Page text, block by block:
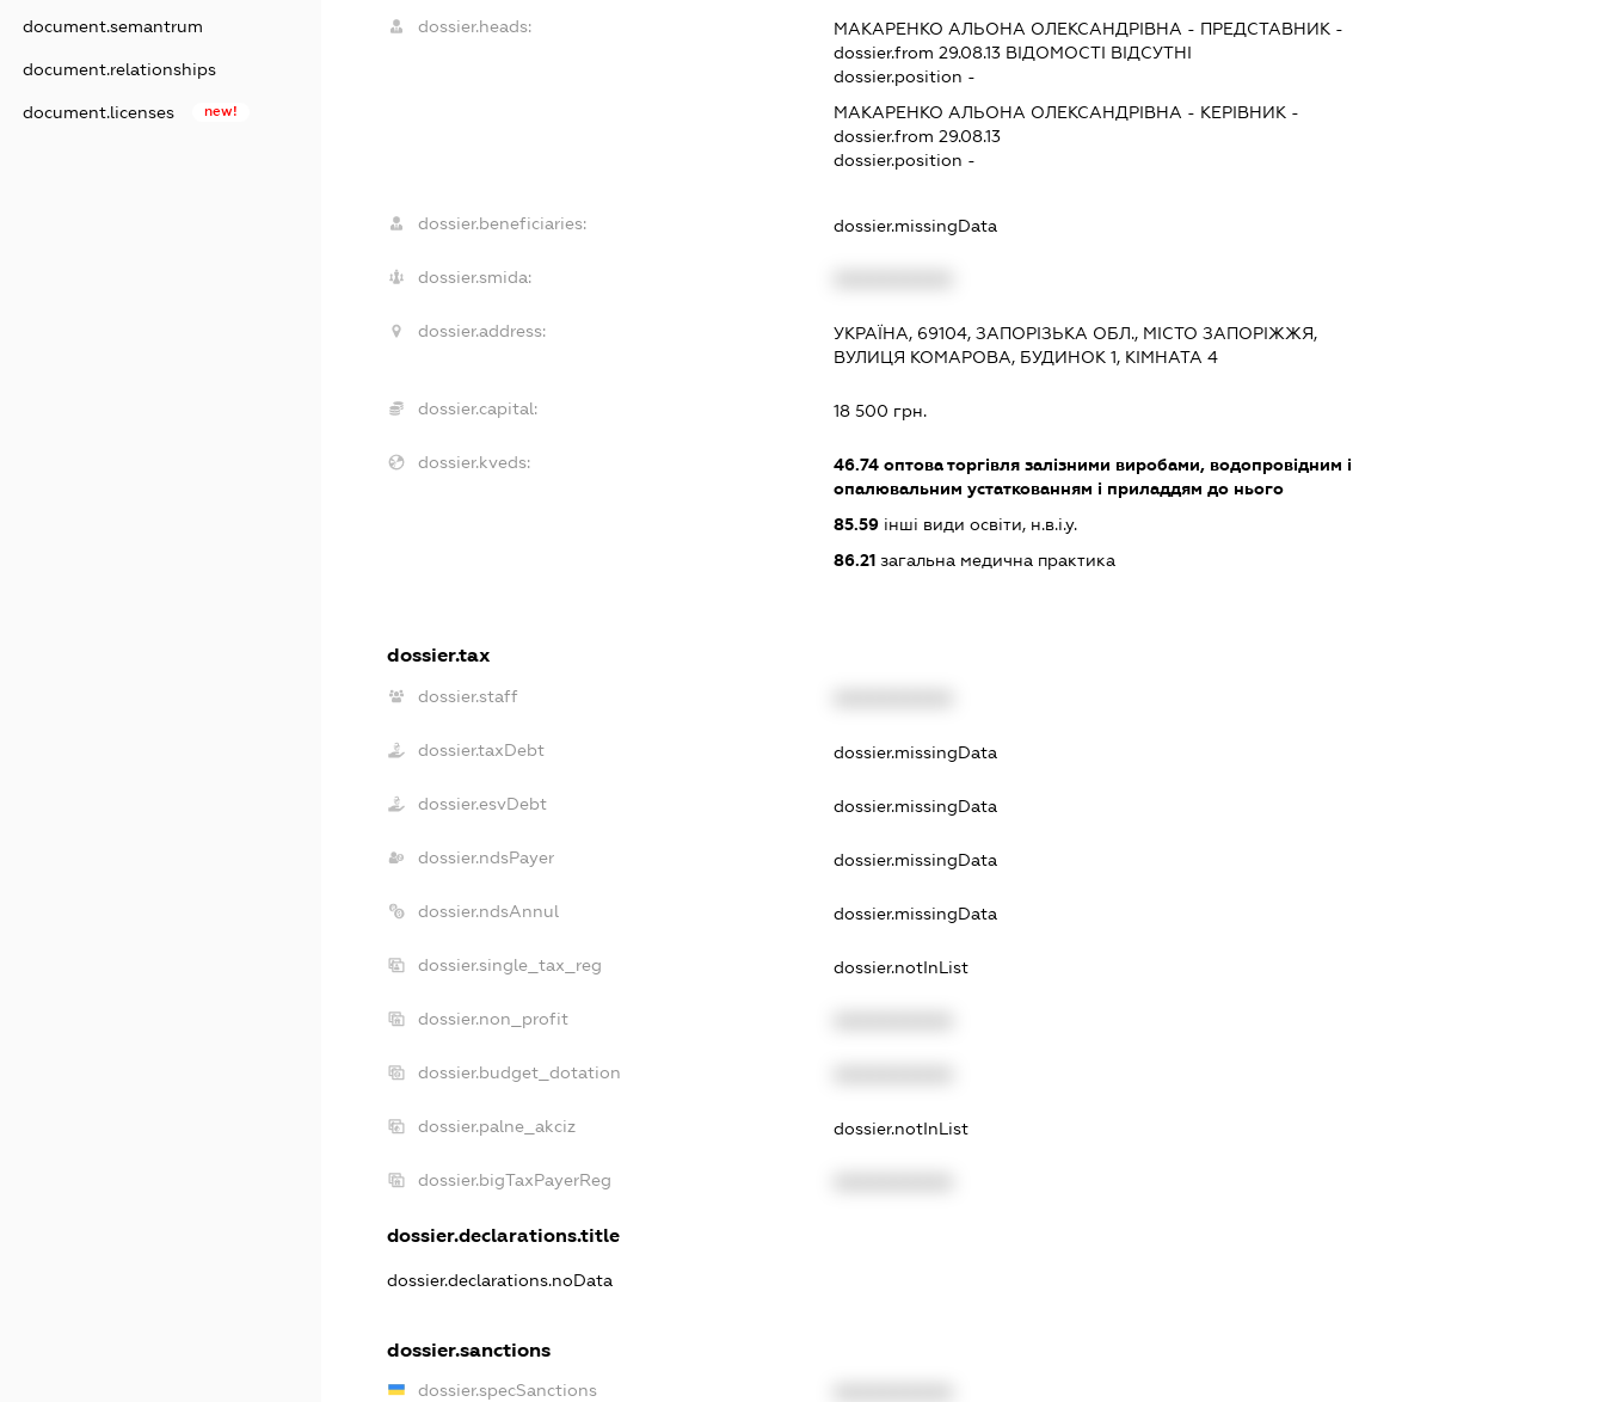
document.semantrum
document.relationships
document.licenses new!
dossier.heads: МАКАРЕНКО АЛЬОНА ОЛЕКСАНДРІВНА - ПРЕДСТАВНИК-
dossier.from 29.08.13ВІДОМОСТІ ВІДСУТНІ
dossier.position -
МАКАРЕНКО АЛЬОНА ОЛЕКСАНДРІВНА - КЕРІВНИК-
dossier.from 29.08.13
dossier.position -
dossier.beneficiaries: dossier.missingData
dossier.smida:
dossier.address:
УКРАЇНА, 69104, ЗАПОРІЗЬКА ОБЛ., МІСТО ЗАПОРІЖЖЯ,
ВУЛИЦЯ КОМАРОВА, БУДИНОК 1, КІМНАТА 4
dossier.capital: 18 500 грн.
dossier.kveds: 46.74оптова торгівля залізними виробами, водопровідним і
опалювальним устаткованням і приладдям до нього
85.59інші види освіти, н.в.і.у.
86.21загальна медична практика
dossier.tax
dossier.staff
dossier.taxDebt dossier.missingData
dossier.esvDebt dossier.missingData
dossier.ndsPayer dossier.missingData
dossier.ndsAnnul dossier.missingData
dossier.single_tax_reg dossier.notInList
dossier.non_profit
dossier.budget_dotation
dossier.palne_akciz dossier.notInList
dossier.bigTaxPayerReg
dossier.declarations.title
dossier.declarations.noData
dossier.sanctions
dossier.specSanctions